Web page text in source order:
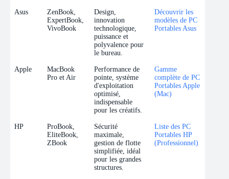
Asus
ZenBook,
ExpertBook,
VivoBook
Design,
innovation
technologique,
puissance et
polyvalence pour
le bureau.
Découvrir les
modèles de PC
Portables Asus
Apple
MacBook
Pro et Air
Performance de
pointe, système
d'exploitation
optimisé,
indispensable
pour les créatifs.
Gamme
complète de PC
Portables Apple
(Mac)
HP
ProBook,
EliteBook,
ZBook
Sécurité
maximale,
gestion de flotte
simplifiée, idéal
pour les grandes
structures.
Liste des PC
Portables HP
(Professionnel)